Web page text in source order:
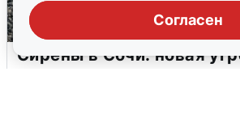
Согласен
Сирены в Сочи: новая